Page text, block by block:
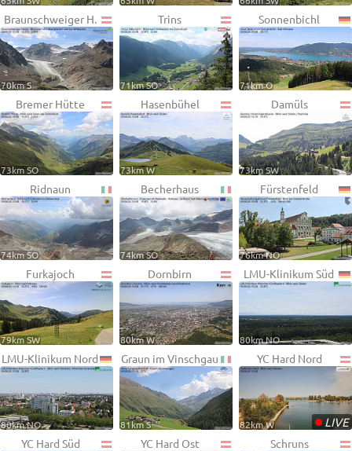
Braunschweiger H.
70km S
Trins
71km SO
Sonnenbichl
71km O
Bremer Hütte
73km SO
Hasenbühel
73km W
Damüls
73km SW
Ridnaun
74km SO
Becherhaus
74km SO
Fürstenfeld
76km NO
Furkajoch
79km SW
Dornbirn
80km W
LMU-Klinikum Süd
80km NO
LMU-Klinikum Nord
80km NO
Graun im Vinschgau
81km S
YC Hard Nord
•LIVE
82km W
YC Hard Süd YC Hard Ost Schruns